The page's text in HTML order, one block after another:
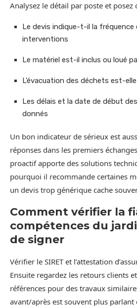
Analysez le détail par poste et posez
Le devis indique-t-il la fréquence
interventions
Le matériel est-il inclus ou loué
L’évacuation des déchets est-
Les délais et la date de début
donnés
Un bon indicateur de sérieux est
réponses dans les premiers
proactif apporte des solutions
pourquoi il recommande certaines
un devis trop générique cache
Comment vérifier la
compétences du
de signer
Vérifier le SIRET et l’attestation
Ensuite regardez les retours clients
références pour des travaux
avant/après est souvent plus parlant